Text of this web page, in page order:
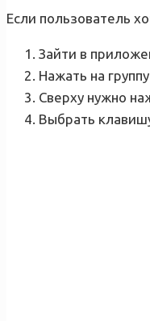
Если пользователь
Зайти в
Нажать на
Сверху нужно
Выбрать